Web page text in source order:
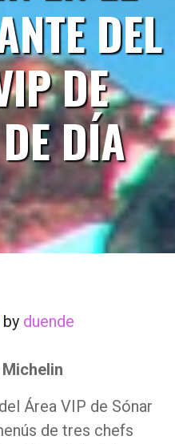
DEL
DE
DÍA
by duende
Área VIP de Sónar
de tres chefs